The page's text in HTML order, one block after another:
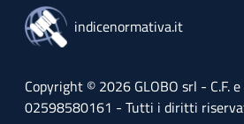
indicenormativa.it
Copyright © 2026 GLOBO srl - C.F.
02598580161 - Tutti i diritti